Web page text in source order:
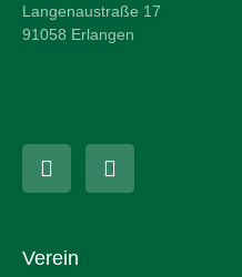
Langenaustraße 17
91058 Erlangen
Verein